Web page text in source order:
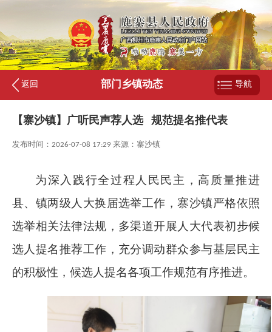
返回 部门乡镇动态 导航
【寨沙镇】广听民声荐人选 规范提名推代表
发布时间：2026-07-08 17:29 来源：寨沙镇
为深入践行全过程人民民主，高质量推进
县、镇两级人大换届选举工作，寨沙镇严格依照
选举相关法律法规，多渠道开展人大代表初步候
选人提名推荐工作，充分调动群众参与基层民主
的积极性，候选人提名各项工作规范有序推进。